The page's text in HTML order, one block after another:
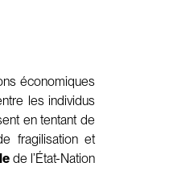
économiques
les individus
en tentant de
fragilisation et
de l’État-Nation